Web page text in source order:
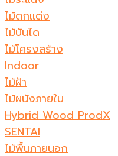
ไม้ตกแต่ง
ไม้บันได
ไม้โครงสร้าง
Indoor
ไม้ฝ้า
ไม้ผนังภายใน
Hybrid Wood ProdX
SENTAI
ไม้พื้นภายนอก